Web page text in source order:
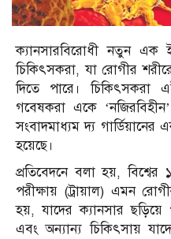
ক্যানসারবিরোধী নতুন এক
চিকিৎসকরা, যা রোগীর
দিতে পারে।
গবেষকরা একে
সংবাদমাধ্যম দ্য
হয়েছে।
প্রতিবেদনে বলা হয়, বিশ্বের
পরীক্ষায় (ট্রায়াল) এমন
হয়, যাদের ক্যানসার
এবং অন্যান্য চিকিৎসায়